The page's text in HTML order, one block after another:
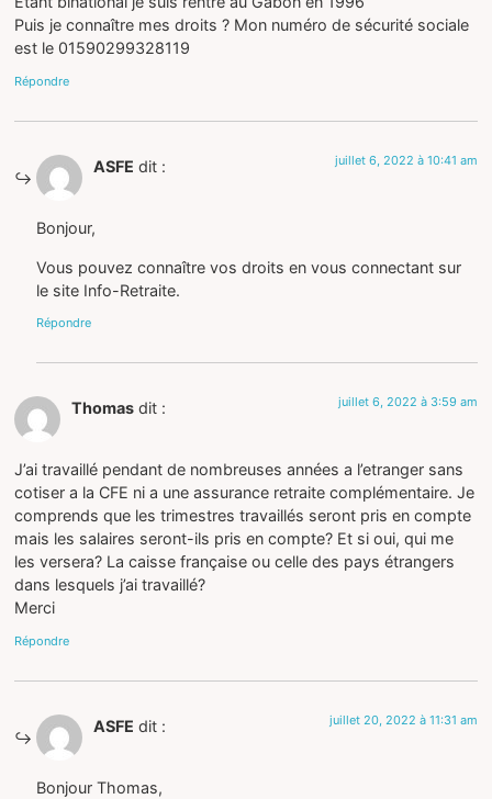
Puis je connaître mes droits ? Mon numéro de sécurité sociale
est le 01590299328119
Répondre
ASFE dit : juillet 6, 2022 à 10:41 am
Bonjour,
Vous pouvez connaître vos droits en vous connectant sur
le site Info-Retraite.
Répondre
Thomas dit : juillet 6, 2022 à 3:59 am
J’ai travaillé pendant de nombreuses années a l’etranger sans
cotiser a la CFE ni a une assurance retraite complémentaire. Je
comprends que les trimestres travaillés seront pris en compte
mais les salaires seront-ils pris en compte? Et si oui, qui me
les versera? La caisse française ou celle des pays étrangers
dans lesquels j’ai travaillé?
Merci
Répondre
ASFE dit : juillet 20, 2022 à 11:31 am
Bonjour Thomas,